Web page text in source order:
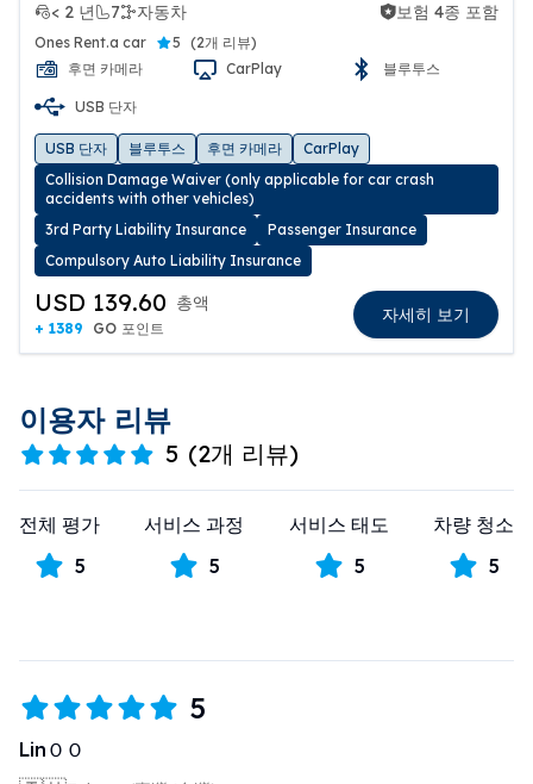
< 2 년
7 자동차
보험 4종 포함 보험 4종 포함
Ones Rent.a car 5 (2개 리뷰)
후면 카메라
CarPlay 블루투스
USB 단자
USB 단자 블루투스 후면 카메라
CarPlay
Collision Damage Waiver (only applicable for car crash
accidents with other vehicles)
3rd Party Liability Insurance
Passenger Insurance
Compulsory Auto Liability Insurance
USD 139.60 총액
+ 1389 GO 포인트
자세히 보기
이용자 리뷰
5 (2개 리뷰)
전체 평가
5
서비스 과정
5
서비스 태도
5
차량 청소
5
5
LinＯＯ